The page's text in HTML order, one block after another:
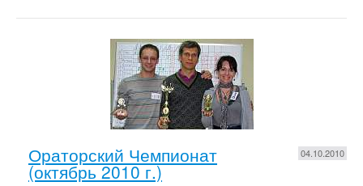
Ораторский Чемпионат
(октябрь 2010 г.)
04.10.2010